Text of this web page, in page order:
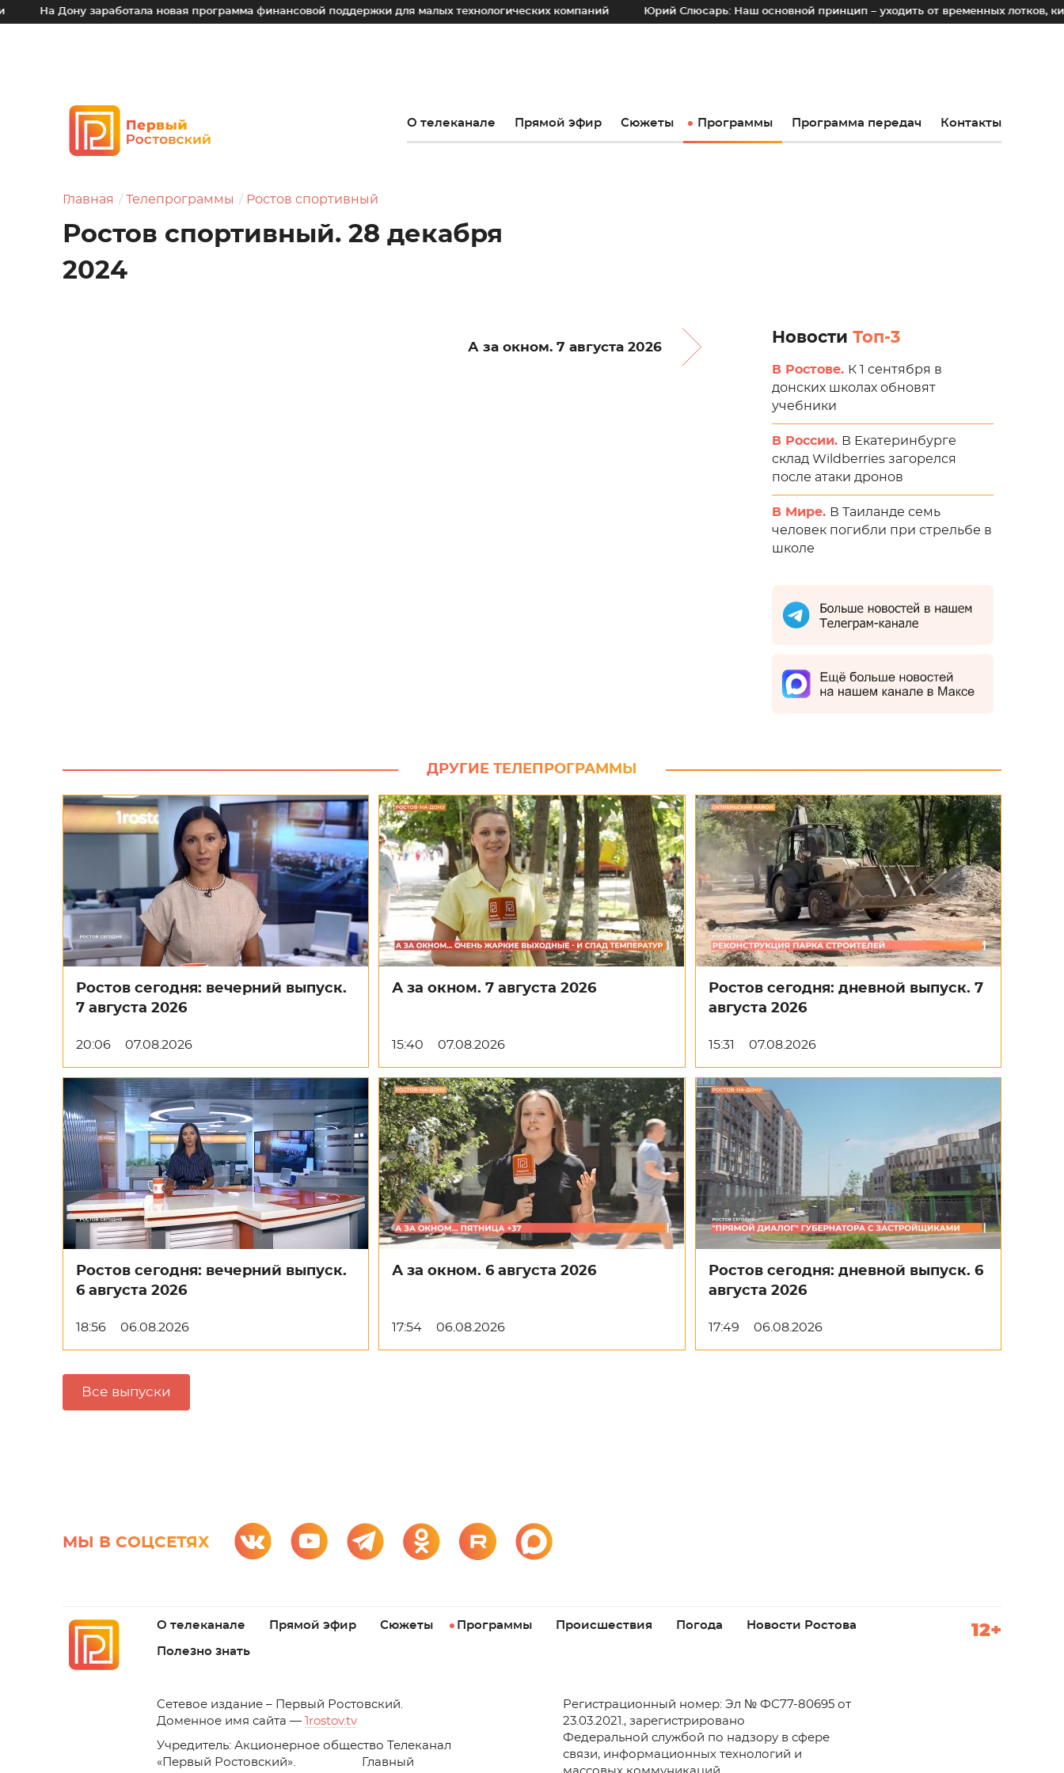
заработала новая программа финансовой поддержки для малых технологических компаний Юрий Слюсарь: Наш основной принцип – уходить от временных лотков, киосков и
О телеканале Прямой эфир Сюжеты Программы Программа передач Контакты
Главная Телепрограммы Ростов спортивный
Ростов спортивный. 28 декабря
2024
А за окном. 7 августа 2026
Новости Топ-3
В Ростове. К 1 сентября в
донских школах обновят
учебники
В России. В Екатеринбурге
склад Wildberries загорелся
после атаки дронов
В Мире. В Таиланде семь
человек погибли при стрельбе в
школе
ДРУГИЕ ТЕЛЕПРОГРАММЫ
Ростов сегодня: вечерний выпуск.
7 августа 2026
20:06 07.08.2026
А за окном. 7 августа 2026
15:40 07.08.2026
Ростов сегодня: дневной выпуск. 7
августа 2026
15:31 07.08.2026
Ростов сегодня: вечерний выпуск.
6 августа 2026
18:56 06.08.2026
А за окном. 6 августа 2026
17:54 06.08.2026
Ростов сегодня: дневной выпуск. 6
августа 2026
17:49 06.08.2026
Все выпуски
МЫ В СОЦСЕТЯХ
О телеканале Прямой эфир Сюжеты Программы Происшествия Погода Новости Ростова
Полезно знать
12+
Cетевое издание – Первый Ростовский.
Доменное имя сайта —
1rostov.tv
Учредитель: Акционерное общество Телеканал
«Первый Ростовский». Главный
Регистрационный номер: Эл № ФС77-80695 от
23.03.2021., зарегистрировано
Федеральной службой по надзору в сфере
связи, информационных технологий и